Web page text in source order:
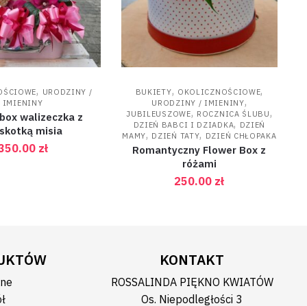
, URODZINY /
IMIENINY
walizeczka z
misia
zł
BUKIETY, OKOLICZNOŚCIOWE,
URODZINY / IMIENINY,
JUBILEUSZOWE, ROCZNICA ŚLUBU,
DZIEŃ BABCI I DZIADKA, DZIEŃ
MAMY, DZIEŃ TATY, DZIEŃ CHŁOPAKA
Romantyczny Flower Box z
różami
250.00 zł
KONTAKT
ROSSALINDA PIĘKNO KWIATÓW
Os. Niepodległości 3